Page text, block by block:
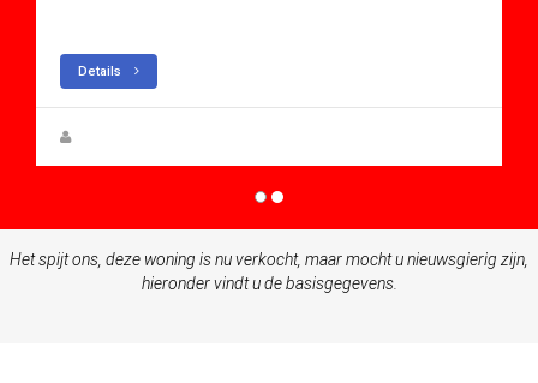
Details
Het spijt ons, deze woning is nu verkocht, maar mocht u nieuwsgierig zijn,
hieronder vindt u de basisgegevens.